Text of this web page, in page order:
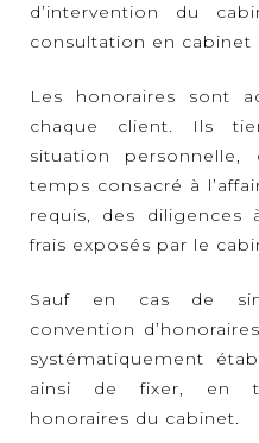
d’intervention du
consultation en cabinet
Les honoraires sont
chaque client. Ils
situation
temps consacré à
requis, des diligences
frais exposés par le
Sauf en cas de
convention
systématiquement
ainsi de fixer, en
honoraires du cabinet.